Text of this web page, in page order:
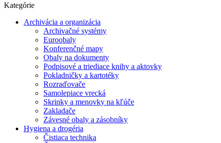
Kategórie
Archivácia a organizácia
Archivačné systémy
Euroobaly
Konferenčné mapy
Obaly na dokumenty
Podpisové a triediace knihy a aktovky
Pokladničky a kartotéky
Rozraďovače
Samolepiace vrecká
Skrinky a menovky na kľúče
Zakladače
Závesné obaly a zásobníky
Hygiena a drogéria
Čistiaca technika